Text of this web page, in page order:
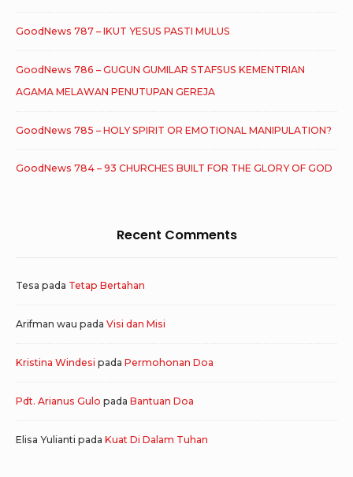
GoodNews 787 – IKUT YESUS PASTI MULUS
GoodNews 786 – GUGUN GUMILAR STAFSUS KEMENTRIAN
AGAMA MELAWAN PENUTUPAN GEREJA
GoodNews 785 – HOLY SPIRIT OR EMOTIONAL MANIPULATION?
GoodNews 784 – 93 CHURCHES BUILT FOR THE GLORY OF GOD
Recent Comments
Tesa pada Tetap Bertahan
Arifman wau pada Visi dan Misi
Kristina Windesi pada Permohonan Doa
Pdt. Arianus Gulo pada Bantuan Doa
Elisa Yulianti pada Kuat Di Dalam Tuhan